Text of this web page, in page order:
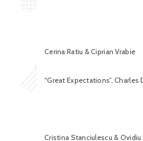
Cerina Ratiu & Ciprian Vrabie
“Great Expectations”, Charles
Cristina Stanciulescu &